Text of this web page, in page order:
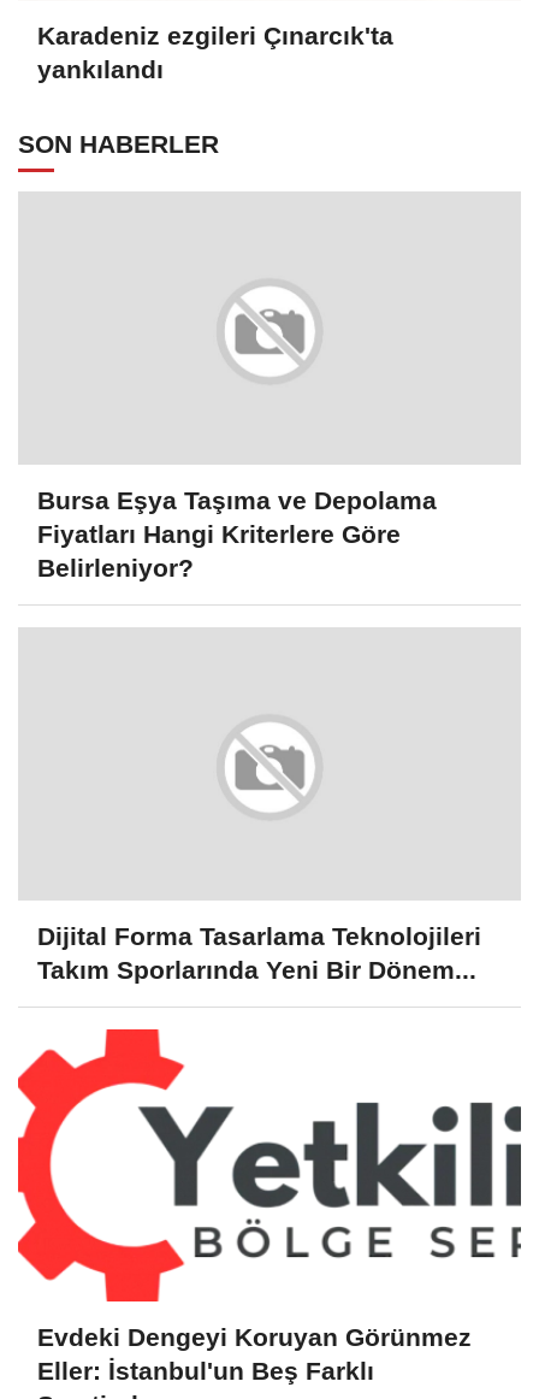
Karadeniz ezgileri Çınarcık'ta
yankılandı
SON HABERLER
Bursa Eşya Taşıma ve Depolama
Fiyatları Hangi Kriterlere Göre
Belirleniyor?
Dijital Forma Tasarlama Teknolojileri
Takım Sporlarında Yeni Bir Dönem...
Evdeki Dengeyi Koruyan Görünmez
Eller: İstanbul'un Beş Farklı